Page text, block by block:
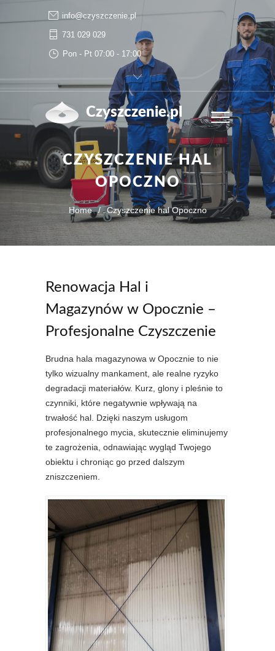
info@czyszczenie.pl
731 029 029
Pon - Pt 07:00 - 17:00
Czyszczenie.pl
CZYSZCZENIE HAL
OPOCZNO
Home / Czyszczenie hal Opoczno
Renowacja Hal i
Magazynów w Opocznie –
Profesjonalne Czyszczenie
Brudna hala magazynowa w Opocznie to nie
tylko wizualny mankament, ale realne ryzyko
degradacji materiałów. Kurz, glony i pleśnie to
czynniki, które negatywnie wpływają na
trwałość hal. Dzięki naszym usługom
profesjonalnego mycia, skutecznie eliminujemy
te zagrożenia, odnawiając wygląd Twojego
obiektu i chroniąc go przed dalszym
zniszczeniem.